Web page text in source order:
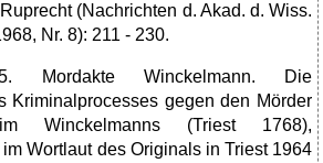
(Nachrichten d. Akad. d. Wiss.
Nr. 8): 211 - 230.
Mordakte Winckelmann. Die
Kriminalprocesses gegen den Mörder
Winckelmanns (Triest 1768),
Wortlaut des Originals in Triest 1964